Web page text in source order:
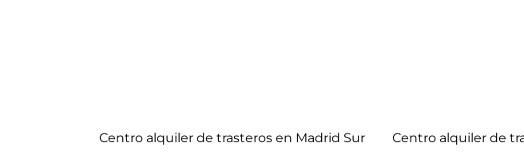
Centro alquiler de trasteros en Madrid Sur Centro alquiler de